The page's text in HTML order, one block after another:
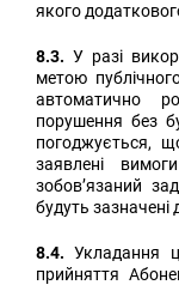
якого
8.3. У разі
метою
автоматично
порушення без
погоджується,
заявлені
зобов’язаний
будуть зазначені
8.4. Укладання
прийняття